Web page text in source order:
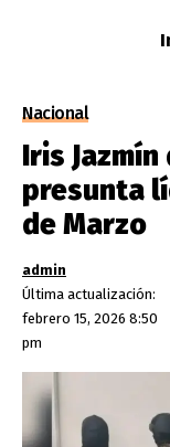
Nacional
Iris
presunta
de Marzo
Última actualización:
febrero 15, 2026 8:50
pm
admin